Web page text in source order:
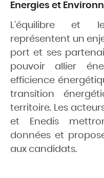
Energies et
L’équilibre et
représentent un
port et ses
pouvoir allier
efficience
transition
territoire. Les acteurs
et Enedis
données et
aux candidats.